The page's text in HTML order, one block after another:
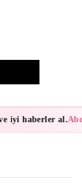
iyi haberler al.